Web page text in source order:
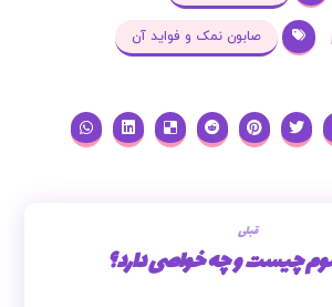
صابون نمک و فواید آن
قبلی
چیست و چه خواصی دارد؟